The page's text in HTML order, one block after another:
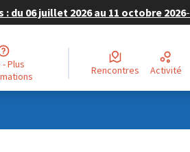
06 juillet 2026 au 11 octobre 2026-
Rencontres Activité